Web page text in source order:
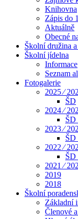
Knihovna
Zápis do
Aktuálně
Obecné
Školní družina
Školní jídelna
Informace
Seznam
Fotogalerie
2025 ⁄
ŠD
2024 ⁄
ŠD
2023 ⁄
ŠD
2022 ⁄
ŠD
2021 ⁄
2019
2018
Školní
Základní
Členové